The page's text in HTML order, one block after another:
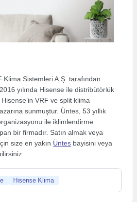
Klima Sistemleri A.Ş. tarafından
yılında Hisense ile distribütörlük
VRF ve split klima
sunmuştur. Üntes, 53 yıllık
ile iklimlendirme
bir firmadır. Satın almak veya
size en yakın Üntes bayisini veya
Hisense Klima